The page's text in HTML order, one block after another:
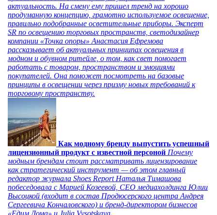
актуальность. На смену ему пришел тренд на хорошо
продуманную концепцию, грамотно используемое освещение,
правильно подобранные осветительные приборы. Эксперт
SR по освещению торговых пространств, светодизайнер
компании «Точка опоры» Анастасия Ефремова
рассказывает об актуальных принципах освещения в
модном и обувном ритейле, о том, как свет помогает
работать с товаром, пространством и эмоциями
покупателей. Она поможет посмотреть на базовые
принципы в освещении через призму новых требований к
торговому пространству.
Как модному бренду выпустить успешный
лицензионный продукт с известной персоной Почему
модным брендам стоит рассматривать лицензирование
как стратегический инструмент — об этом главный
редактор журнала Shoes Report Наталья Тимашова
побеседовала с Марией Козеевой, СЕО медиахолдинга Юлии
Высоцкой (входит в состав Продюсерского центра Андрея
Сергеевича Кончаловского) и бренд-директором бизнесов
«Едим Дома» и Julia Vysotskaya.